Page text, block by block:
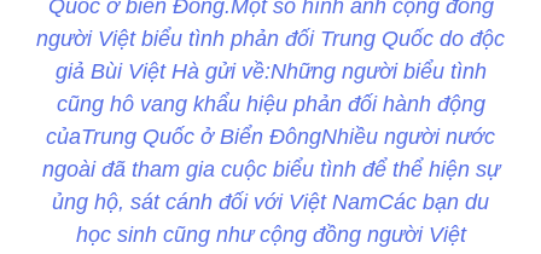
Quốc ở biển Đông.Một số hình ảnh cộng đồng
người Việt biểu tình phản đối Trung Quốc do độc
giả Bùi Việt Hà gửi về:Những người biểu tình
cũng hô vang khẩu hiệu phản đối hành động
củaTrung Quốc ở Biển ĐôngNhiều người nước
ngoài đã tham gia cuộc biểu tình để thể hiện sự
ủng hộ, sát cánh đối với Việt NamCác bạn du
học sinh cũng như cộng đồng người Việt